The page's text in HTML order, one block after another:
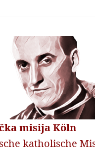
misija Köln
katholische